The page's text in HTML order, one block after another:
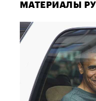
МАТЕРИАЛЫ